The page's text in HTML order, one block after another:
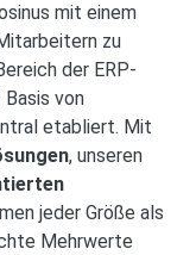
mit einem
zu
der ERP-
von
etabliert. Mit
, unseren
jeder Größe als
Mehrwerte